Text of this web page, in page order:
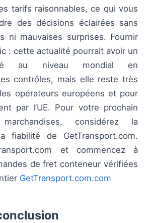
tarifs raisonnables, ce qui vous
des décisions éclairées sans
ni mauvaises surprises. Fournir
: cette actualité pourrait avoir un
au niveau mondial en
contrôles, mais elle reste très
opérateurs européens et pour
par l’UE. Pour votre prochain
considérez la
fiabilité de GetTransport.com.
et commencez à
de fret conteneur vérifiées
GetTransport.com.com